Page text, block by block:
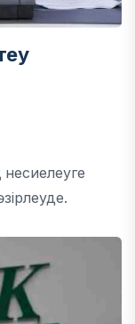
несиелеуге